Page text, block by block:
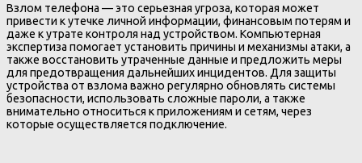
Взлом телефона — это серьезная угроза, которая может
привести к утечке личной информации, финансовым потерям и
даже к утрате контроля над устройством. Компьютерная
экспертиза помогает установить причины и механизмы атаки, а
также восстановить утраченные данные и предложить меры
для предотвращения дальнейших инцидентов. Для защиты
устройства от взлома важно регулярно обновлять системы
безопасности, использовать сложные пароли, а также
внимательно относиться к приложениям и сетям, через
которые осуществляется подключение.